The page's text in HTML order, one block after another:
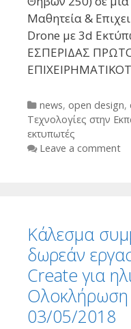
Μαθητεία &
Drone με 3d
ΕΣΠΕΡΙΔΑΣ
Categories
news, open design,
Τεχνολογίες στην
εκτυπωτές
Leave a comment
Κάλεσμα
δωρεάν
Create για
Ολοκλήρωση
03/05/2018